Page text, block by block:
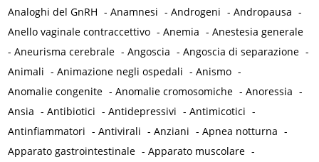
Analoghi del GnRH -Anamnesi -Androgeni -Andropausa -
Anello vaginale contraccettivo -Anemia -Anestesia generale
-Aneurisma cerebrale -Angoscia -Angoscia di separazione -
Animali -Animazione negli ospedali -Anismo -
Anomalie congenite -Anomalie cromosomiche -Anoressia -
Ansia -Antibiotici -Antidepressivi -Antimicotici -
Antinfiammatori -Antivirali -Anziani -Apnea notturna -
Apparato gastrointestinale -Apparato muscolare -